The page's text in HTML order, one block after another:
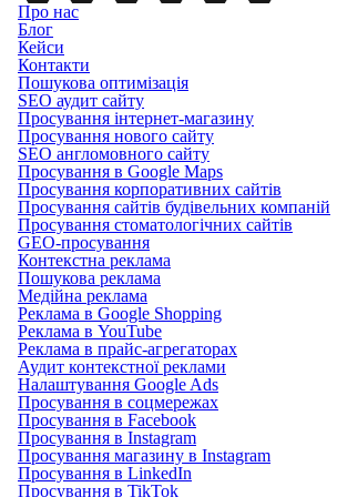
Про нас
Блог
Кейси
Контакти
Пошукова оптимізація
SEO аудит сайту
Просування інтернет-магазину
Просування нового сайту
SEO англомовного сайту
Просування в Google Maps
Просування корпоративних сайтів
Просування сайтів будівельних компаній
Просування стоматологічних сайтів
GEO-просування
Контекстна реклама
Пошукова реклама
Медійна реклама
Реклама в Google Shopping
Реклама в YouTube
Реклама в прайс-агрегаторах
Аудит контекстної реклами
Налаштування Google Ads
Просування в соцмережах
Просування в Facebook
Просування в Instagram
Просування магазину в Instagram
Просування в LinkedIn
Просування в TikTok